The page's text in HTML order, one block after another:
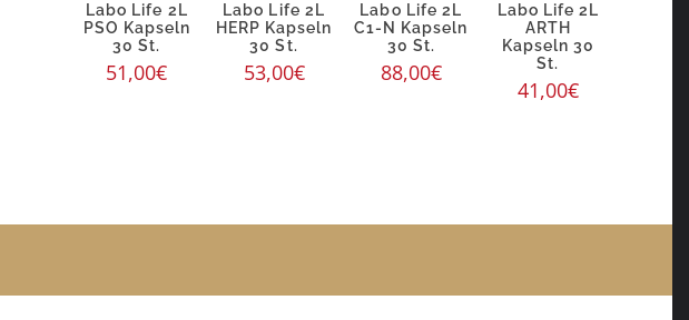
Labo Life 2L
PSO Kapseln
30 St.
51,00€
Labo Life 2L
HERP Kapseln
30 St.
53,00€
Labo Life 2L
C1-N Kapseln
30 St.
88,00€
Labo Life 2L
ARTH
Kapseln 30
St.
41,00€